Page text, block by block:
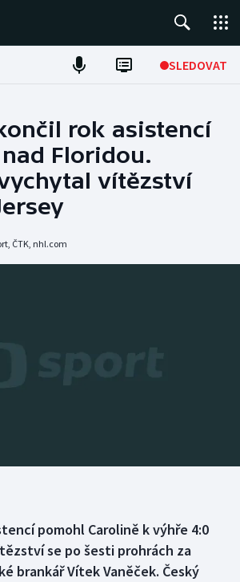
SLEDOVAT
rok asistencí
Floridou.
vítězství
, ČTK, nhl.com
pomohl Carolině k výhře 4:0
se po šesti prohrách za
brankář Vítek Vaněček. Český